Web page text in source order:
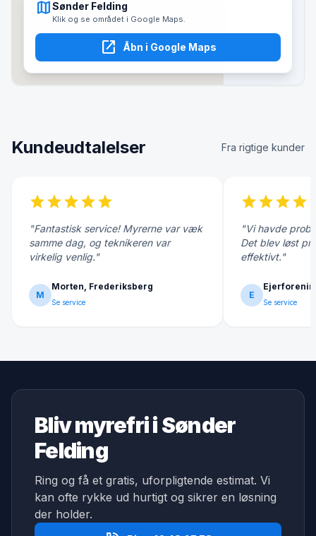
mapSønder Felding
Klik og se området i Google Maps.
open_in_new Åbn i Google Maps
Kundeudtalelser Fra rigtige kunder
starstarstarstarstar
"Fantastisk service! Myrerne var væk
samme dag, og teknikeren var
virkelig venlig."
M
Morten, Frederiksberg
Se service
starstarstarstar
"Vi havde
Det blev løst
effektivt."
E
Se service
Bliv myrefri i Sønder
Felding
Ring og få et gratis, uforpligtende estimat. Vi
kan ofte rykke ud hurtigt og sikrer en løsning
der holder.